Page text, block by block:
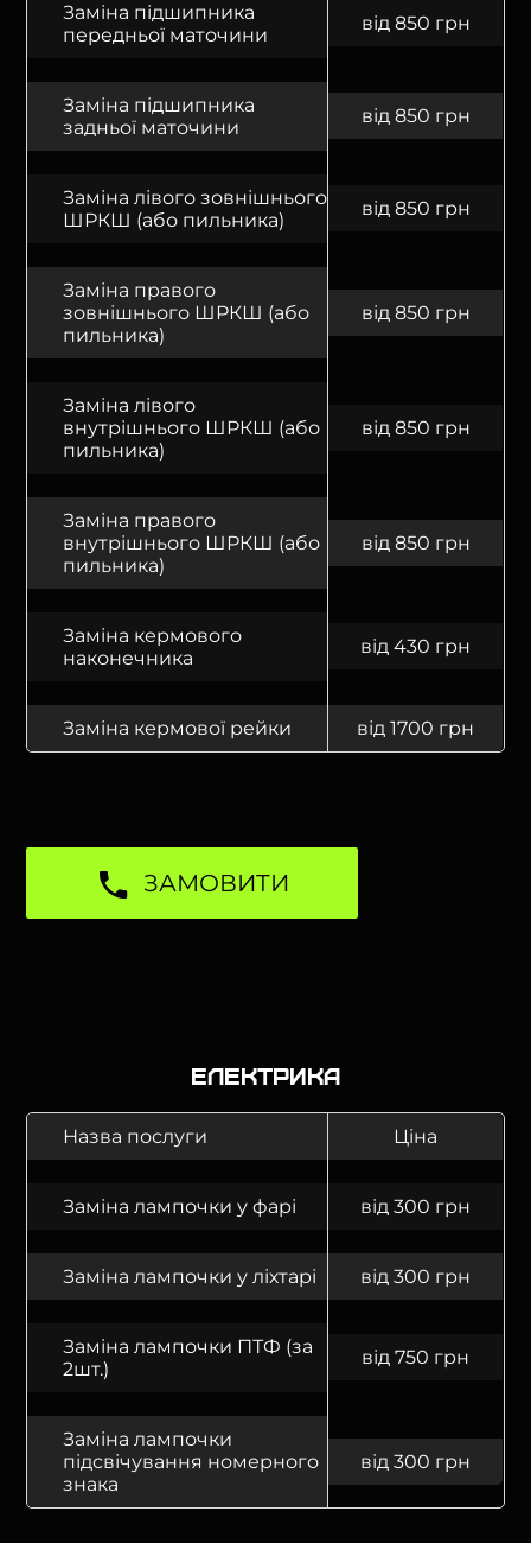
Заміна підшипника
передньої маточини
від 850 грн
Заміна підшипника
задньої маточини
від 850 грн
Заміна лівого зовнішнього
ШРКШ (або пильника)
від 850 грн
Заміна правого
зовнішнього ШРКШ (або
пильника)
від 850 грн
Заміна лівого
внутрішнього ШРКШ (або
пильника)
від 850 грн
Заміна правого
внутрішнього ШРКШ (або
пильника)
від 850 грн
Заміна кермового
наконечника
від 430 грн
Заміна кермової рейки від 1700 грн
ЗАМОВИТИ
Електрика
Назва послуги Ціна
Заміна лампочки у фарі від 300 грн
Заміна лампочки у ліхтарі від 300 грн
Заміна лампочки ПТФ (за
2шт.)
від 750 грн
Заміна лампочки
підсвічування номерного
знака
від 300 грн